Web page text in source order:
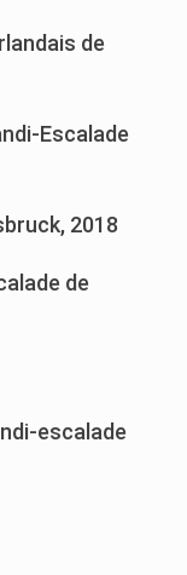
de
Escalade
2018
de
escalade